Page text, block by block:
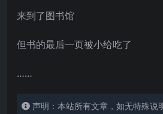
来到了图书馆
但书的最后一页被小给吃了
……
声明：本站所有文章，如无特殊说